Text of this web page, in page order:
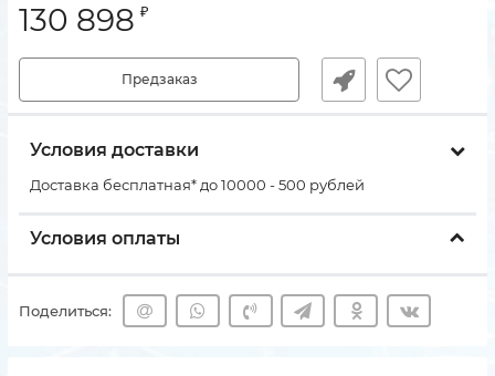
130 898 ₽
Предзаказ
Условия доставки
Доставка бесплатная* до 10000 - 500 рублей
Условия оплаты
Поделиться: